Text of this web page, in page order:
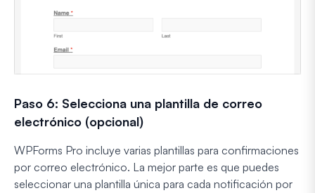
Paso 6: Selecciona una plantilla de correo
electrónico (opcional)
WPForms Pro incluye varias plantillas para confirmaciones
por correo electrónico. La mejor parte es que puedes
seleccionar una plantilla única para cada notificación por